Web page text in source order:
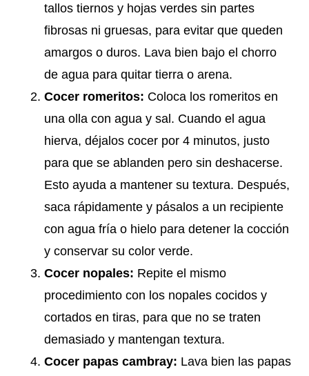
tallos tiernos y hojas verdes sin partes
fibrosas ni gruesas, para evitar que queden
amargos o duros. Lava bien bajo el chorro
de agua para quitar tierra o arena.
Cocer romeritos: Coloca los romeritos en
una olla con agua y sal. Cuando el agua
hierva, déjalos cocer por 4 minutos, justo
para que se ablanden pero sin deshacerse.
Esto ayuda a mantener su textura. Después,
saca rápidamente y pásalos a un recipiente
con agua fría o hielo para detener la cocción
y conservar su color verde.
Cocer nopales: Repite el mismo
procedimiento con los nopales cocidos y
cortados en tiras, para que no se traten
demasiado y mantengan textura.
Cocer papas cambray: Lava bien las papas